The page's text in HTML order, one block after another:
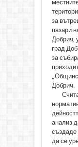
за
пазари
Добрич,
град
за
Добрич.
анализ
създаде
да се